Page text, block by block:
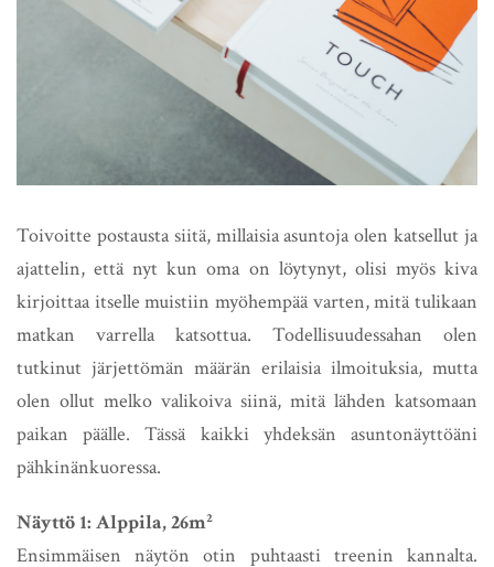
Toivoitte postausta siitä, millaisia asuntoja olen katsellut ja
ajattelin, että nyt kun oma on löytynyt, olisi myös kiva
kirjoittaa itselle muistiin myöhempää varten, mitä tulikaan
matkan varrella katsottua. Todellisuudessahan olen
tutkinut järjettömän määrän erilaisia ilmoituksia, mutta
olen ollut melko valikoiva siinä, mitä lähden katsomaan
paikan päälle. Tässä kaikki yhdeksän asuntonäyttöäni
pähkinänkuoressa.
Näyttö 1: Alppila, 26m²
Ensimmäisen näytön otin puhtaasti treenin kannalta.